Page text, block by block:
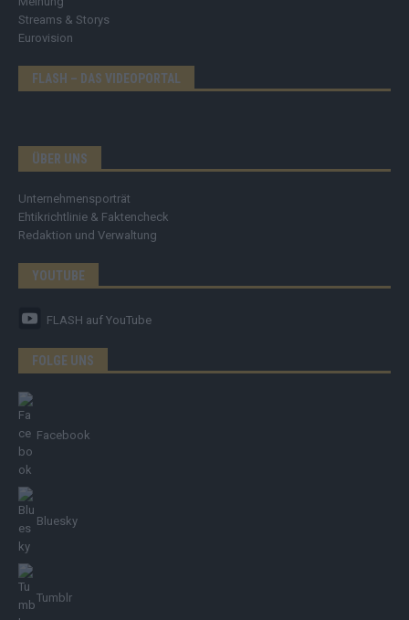
Streams & Storys
Eurovision
FLASH – DAS VIDEOPORTAL
ÜBER UNS
Unternehmensporträt
Ehtikrichtlinie & Faktencheck
Redaktion und Verwaltung
YOUTUBE
FLASH auf YouTube
FOLGE UNS
Facebook
Bluesky
Tumblr